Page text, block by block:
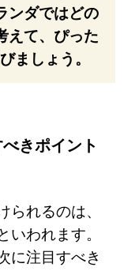
ンダではどの
えて、ぴった
ましょう。
きポイント
られるのは、
いわれます。
に注目すべき